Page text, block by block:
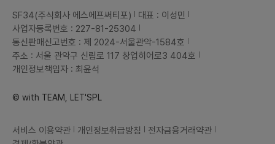
SF34(주식회사 에스에프써티포)
대표 : 이성민
사업자등록번호 : 227-81-25304
통신판매신고번호 : 제 2024-서울관악-1584호
주소 : 서울 관악구 신림로 117 창업히어로3 404호
개인정보책임자 : 최윤석
© with TEAM, LET'SPL
서비스 이용약관 개인정보취급방침
전자금융거래약관